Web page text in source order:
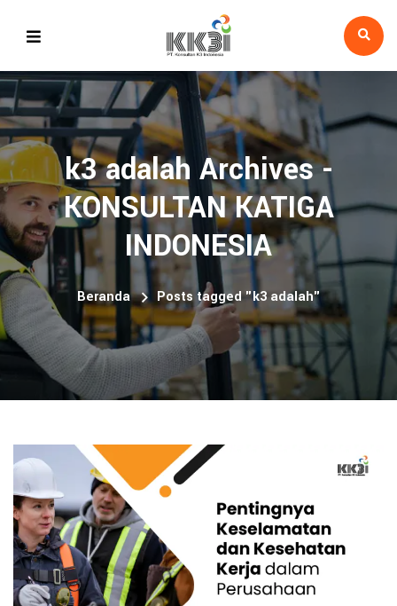
k3 adalah Archives -
KONSULTAN KATIGA
INDONESIA
Beranda Posts tagged "k3 adalah"